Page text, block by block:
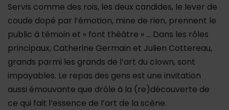
Servis comme des rois, les deux candides, le lever de
coude dopé par l’émotion, mine de rien, prennent le
public à témoin et « font théâtre » … Dans les rôles
principaux, Catherine Germain et Julien Cottereau,
grands parmi les grands de l’art du clown, sont
impayables. Le repas des gens est une invitation
aussi émouvante que drôle à la (re)découverte de
ce qui fait l’essence de l’art de la scène.